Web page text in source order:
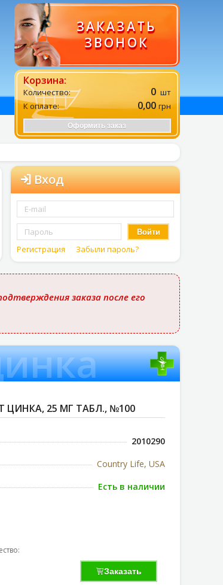
ЗАКАЗАТЬ
ЗВОНОК
Корзина:
Количество: 0 шт
К оплате:
0,00 грн
Оформить заказ
Вход
Войти
Регистрация Забыли пароль?
заказа после его
ЦИНКА, 25 МГ ТАБЛ., №100
2010290
Country Life, USA
Есть в наличии
Заказать